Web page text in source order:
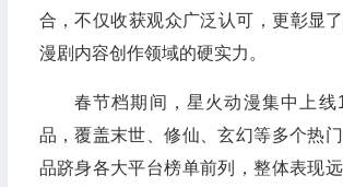
合，不仅收获观众广泛认可，更彰显
漫剧内容创作领域的硬实力。
春节档期间，星火动漫集中上线
品，覆盖末世、修仙、玄幻等多个热
品跻身各大平台榜单前列，整体表现